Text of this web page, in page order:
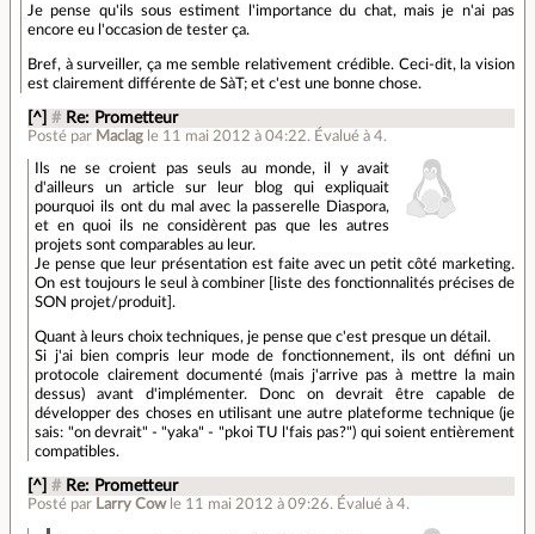
Je pense qu'ils sous estiment l'importance du chat, mais je n'ai pas
encore eu l'occasion de tester ça.
Bref, à surveiller, ça me semble relativement crédible. Ceci-dit, la vision
est clairement différente de SàT; et c'est une bonne chose.
[^] # Re: Prometteur
Posté par Maclag le 11 mai 2012 à 04:22. Évalué à4.
Ils ne se croient pas seuls au monde, il y avait
d'ailleurs un article sur leur blog qui expliquait
pourquoi ils ont du mal avec la passerelle Diaspora,
et en quoi ils ne considèrent pas que les autres
projets sont comparables au leur.
Je pense que leur présentation est faite avec un petit côté marketing.
On est toujours le seul à combiner [liste des fonctionnalités précises de
SON projet/produit].
Quant à leurs choix techniques, je pense que c'est presque un détail.
Si j'ai bien compris leur mode de fonctionnement, ils ont défini un
protocole clairement documenté (mais j'arrive pas à mettre la main
dessus) avant d'implémenter. Donc on devrait être capable de
développer des choses en utilisant une autre plateforme technique (je
sais: "on devrait" - "yaka" - "pkoi TU l'fais pas?") qui soient entièrement
compatibles.
[^] # Re: Prometteur
Posté par Larry Cow le 11 mai 2012 à 09:26. Évalué à4.